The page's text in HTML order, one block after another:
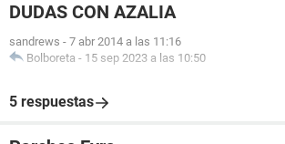
DUDAS CON AZALIA
sandrews - 7 abr 2014 a las 11:16
Bolboreta - 15 sep 2023 a las 10:50
5 respuestas